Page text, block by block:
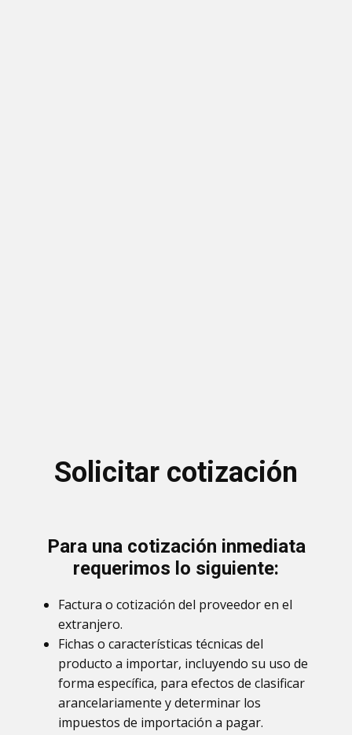
Solicitar cotización
Para una cotización inmediata
requerimos lo siguiente:
Factura o cotización del proveedor en el
extranjero.
Fichas o características técnicas del
producto a importar, incluyendo su uso de
forma específica, para efectos de clasificar
arancelariamente y determinar los
impuestos de importación a pagar.